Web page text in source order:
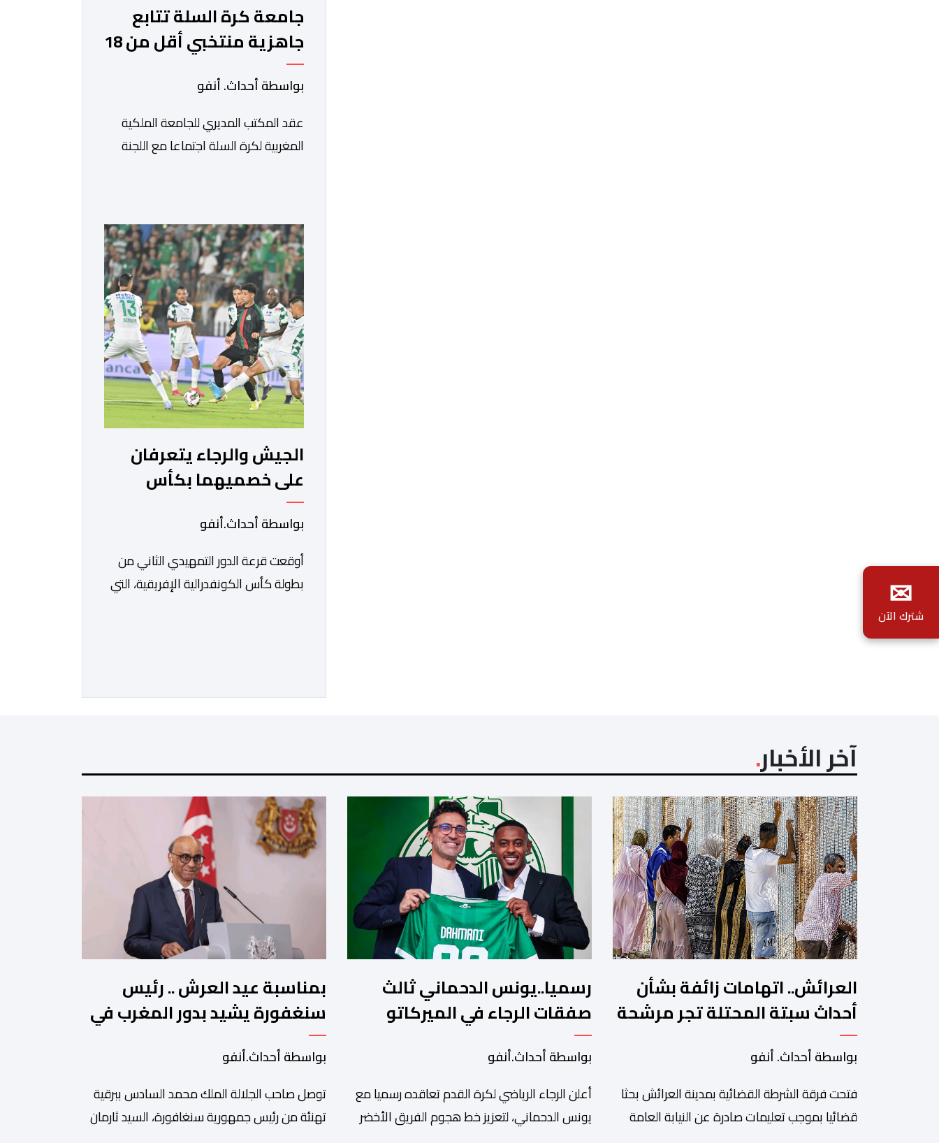
جامعة كرة السلة تتابع
جاهزية منتخبي أقل من 18
سنة قبل كأس إفريقيا
بواسطة أحداث. أنفو
عقد المكتب المديري للجامعة الملكية
المغربية لكرة السلة اجتماعا مع اللجنة
التي شهدتها المنتخبات الوطنية خلال
الفترة الأخيرة. وشهد الاجتماع تقديم
عرض مفصل حول مشاركة المنتخبين
الوطنيين لأقل من 18 سنة، إناثا وذكورا،
من طرف اللجنة التقنية التي واكبت كل
[…]
الجيش والرجاء يتعرفان
على خصميهما بكأس
الكاف
بواسطة أحداث.أنفو
أوقعت قرعة الدور التمهيدي الثاني من
بطولة كأس الكونفدرالية الإفريقية، التي
وسيكون نادي الرجاء الرياضي على موعد
ونادي أوديب ممثل […]
آخر الأخبار
العرائش.. اتهامات زائفة بشأن
أحداث سبتة المحتلة تجر مرشحة
للهجرة غير النظامية إلى القضاء
بواسطة أحداث. أنفو
فتحت فرقة الشرطة القضائية بمدينة العرائش بحثا
قضائيا بموجب تعليمات صادرة عن النيابة العامة
رسميا..يونس الدحماني ثالث
صفقات الرجاء في الميركاتو
الصيفي
بواسطة أحداث.أنفو
أعلن الرجاء الرياضي لكرة القدم تعاقده رسميا مع
يونس الدحماني، لتعزيز خط هجوم الفريق الأخضر
بمناسبة عيد العرش .. رئيس
سنغفورة يشيد بدور المغرب في
تشجيع الحوار بين الأديان
بواسطة أحداث.أنفو
توصل صاحب الجلالة الملك محمد السادس ببرقية
تهنئة من رئيس جمهورية سنغافورة، السيد ثارمان
✉
شترك الآن